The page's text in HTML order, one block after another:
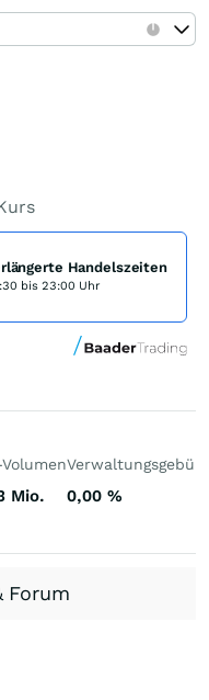
Handelszeiten
bis 23:00 Uhr
Mio. 0,00 %
Forum